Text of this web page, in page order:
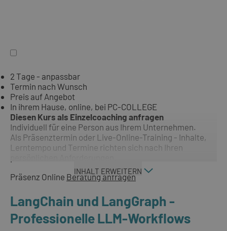
2 Tage - anpassbar
Termin nach Wunsch
Preis auf Angebot
In ihrem Hause, online, bei PC-COLLEGE
Diesen Kurs als Einzelcoaching anfragen
Individuell für eine Person aus Ihrem Unternehmen.
Als Präsenztermin oder Live-Online-Training - Inhalte,
Lerntempo und Termine richten sich nach Ihren
INHALT ERWEITERN
Präsenz Online Beratung anfragen
LangChain und LangGraph -
Professionelle LLM-Workflows